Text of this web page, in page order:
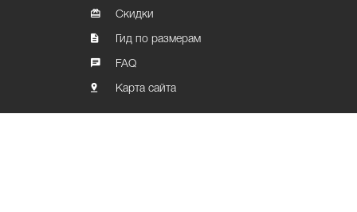
Скидки
Гид по размерам
FAQ
Карта сайта